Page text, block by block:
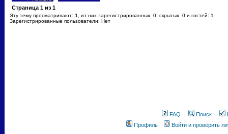
Страница 1 из 1
Эту тему просматривают: 1
, из них зарегистрированных: 0, скрытых: 0 и гостей: 1
Зарегистрированные пользователи: Нет
FAQ Поиск
Профиль
Войти и проверить